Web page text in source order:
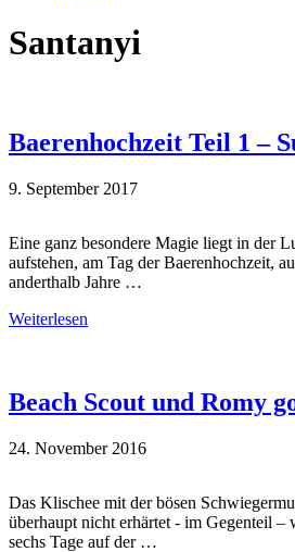
Santanyi
Baerenhochzeit Teil 1 –
9. September 2017
Eine ganz besondere Magie liegt in der
aufstehen, am Tag der Baerenhochzeit,
anderthalb Jahre …
Weiterlesen
Beach Scout und Romy
24. November 2016
Das Klischee mit der bösen
überhaupt nicht erhärtet - im Gegenteil –
sechs Tage auf der …